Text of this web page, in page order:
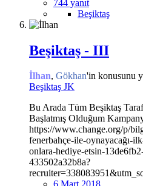
744 yanıt
Beşiktaş
Beşiktaş - III
İlhan, Gökhan'in konusunu
Beşiktaş JK
Bu Arada Tüm Beşiktaş
Başlatmış Olduğum
https://www.change.org/p/
fenerbahçe-ile-oynayacağı-
onlara-hediye-etsin-
433502a32b8a?